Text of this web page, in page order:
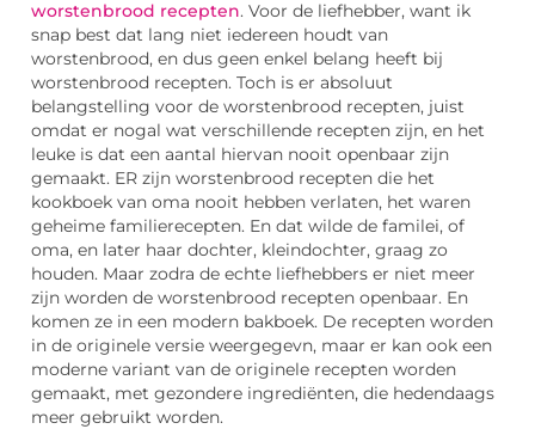
worstenbrood recepten. Voor de liefhebber, want ik
snap best dat lang niet iedereen houdt van
worstenbrood, en dus geen enkel belang heeft bij
worstenbrood recepten. Toch is er absoluut
belangstelling voor de worstenbrood recepten, juist
omdat er nogal wat verschillende recepten zijn, en het
leuke is dat een aantal hiervan nooit openbaar zijn
gemaakt. ER zijn worstenbrood recepten die het
kookboek van oma nooit hebben verlaten, het waren
geheime familierecepten. En dat wilde de familei, of
oma, en later haar dochter, kleindochter, graag zo
houden. Maar zodra de echte liefhebbers er niet meer
zijn worden de worstenbrood recepten openbaar. En
komen ze in een modern bakboek. De recepten worden
in de originele versie weergegevn, maar er kan ook een
moderne variant van de originele recepten worden
gemaakt, met gezondere ingrediënten, die hedendaags
meer gebruikt worden.